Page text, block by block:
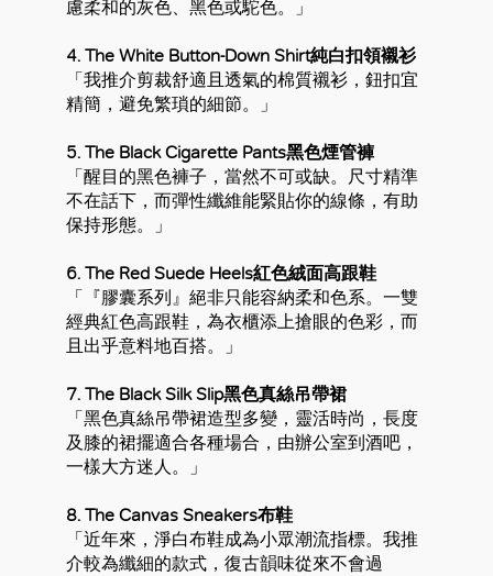
慮柔和的灰色、黑色或駝色。」
4. The White Button-Down Shirt純白扣領襯衫
「我推介剪裁舒適且透氣的棉質襯衫，鈕扣宜
精簡，避免繁瑣的細節。」
5. The Black Cigarette Pants黑色煙管褲
「醒目的黑色褲子，當然不可或缺。尺寸精準
不在話下，而彈性纖維能緊貼你的線條，有助
保持形態。」
6. The Red Suede Heels紅色絨面高跟鞋
「『膠囊系列』絕非只能容納柔和色系。一雙
經典紅色高跟鞋，為衣櫃添上搶眼的色彩，而
且出乎意料地百搭。」
7. The Black Silk Slip黑色真絲吊帶裙
「黑色真絲吊帶裙造型多變，靈活時尚，長度
及膝的裙擺適合各種場合，由辦公室到酒吧，
一樣大方迷人。」
8. The Canvas Sneakers布鞋
「近年來，淨白布鞋成為小眾潮流指標。我推
介較為纖細的款式，復古韻味從來不會過